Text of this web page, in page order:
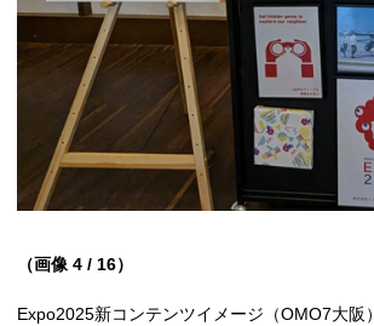
（画像 4 / 16）
Expo2025新コンテンツイメージ（OMO7大阪）